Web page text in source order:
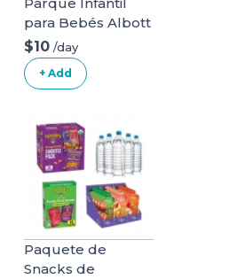
para Bebés Albott
de 14 Paneles
$10 /day
+ Add
Paquete de
Snacks de